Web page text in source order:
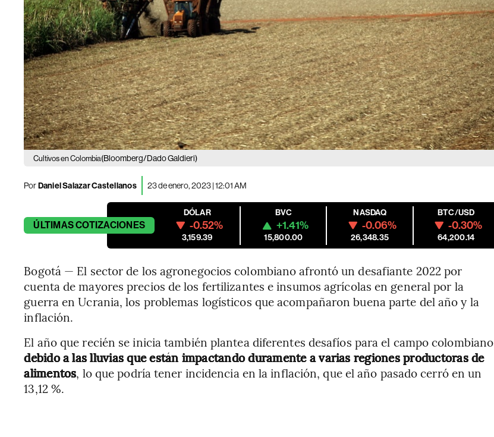
Cultivos en Colombia(Bloomberg/Dado Galdieri)
PorDaniel Salazar Castellanos 23 de enero, 2023 | 12:01 AM
ÚLTIMASCOTIZACIONES
DÓLAR
-0.52%
3,159.39
BVC
+1.41%
15,800.00
NASDAQ
-0.06%
26,348.35
BTC/USD
-0.30%
64,200.14
Bogotá — El sector de los agronegocios colombiano afrontó un desafiante 2022 por
cuenta de mayores precios de los fertilizantes e insumos agrícolas en general por la
guerra en Ucrania, los problemas logísticos que acompañaron buena parte del año y la
inflación.
El año que recién se inicia también plantea diferentes desafíos para el campo colombiano
debido a las lluvias que están impactando duramente a varias regiones productoras de
alimentos, lo que podría tener incidencia en la inflación, que el año pasado cerró en un
13,12 %.